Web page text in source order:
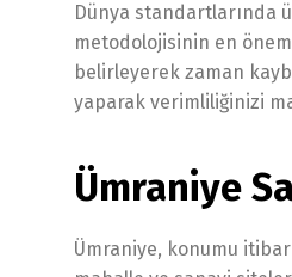
Dünya standartlarında
metodolojisinin en
belirleyerek zaman
yaparak verimliliğinizi
Ümraniye
Ümraniye, konumu